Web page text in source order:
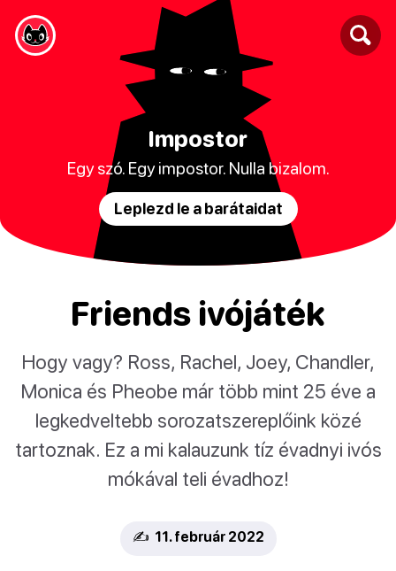
Impostor
Egy szó. Egy impostor. Nulla bizalom.
Leplezd le a barátaidat
Friends ivójáték
Hogy vagy? Ross, Rachel, Joey, Chandler,
Monica és Pheobe már több mint 25 éve a
legkedveltebb sorozatszereplőink közé
tartoznak. Ez a mi kalauzunk tíz évadnyi ivós
mókával teli évadhoz!
✍️ 11. február 2022